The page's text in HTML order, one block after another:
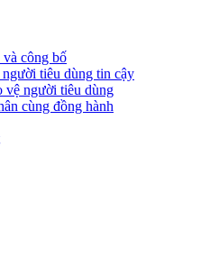
công bố
tiêu dùng tin cậy
vệ người tiêu dùng
cùng đồng hành